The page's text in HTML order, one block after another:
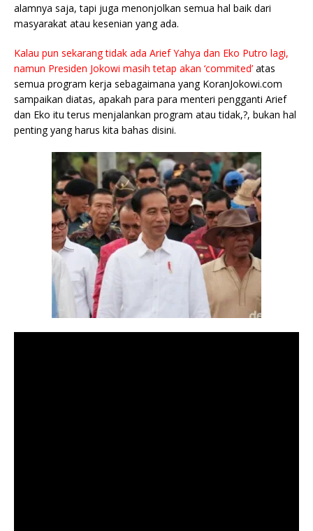
alamnya saja, tapi juga menonjolkan semua hal baik dari
masyarakat atau kesenian yang ada.
Kalau pun sekarang tidak ada Arief Yahya dan Eko Putro lagi,
namun Presiden Jokowi masih tetap akan ‘commited’ atas
semua program kerja sebagaimana yang KoranJokowi.com
sampaikan diatas, apakah para para menteri pengganti Arief
dan Eko itu terus menjalankan program atau tidak,?, bukan hal
penting yang harus kita bahas disini.